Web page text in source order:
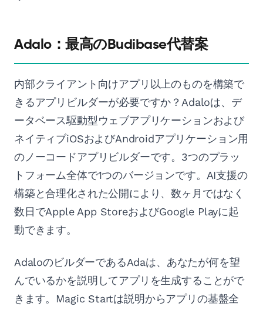
Adalo：最高のBudibase代替案
内部クライアント向けアプリ以上のものを構築で
きるアプリビルダーが必要ですか？Adaloは、デ
ータベース駆動型ウェブアプリケーションおよび
ネイティブiOSおよびAndroidアプリケーション用
のノーコードアプリビルダーです。3つのプラッ
トフォーム全体で1つのバージョンです。AI支援の
構築と合理化された公開により、数ヶ月ではなく
数日でApple App StoreおよびGoogle Playに起
動できます。
AdaloのビルダーであるAdaは、あなたが何を望
んでいるかを説明してアプリを生成することがで
きます。Magic Startは説明からアプリの基盤全